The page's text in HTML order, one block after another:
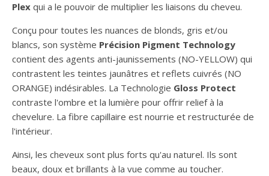
Plex qui a le pouvoir de multiplier les liaisons du cheveu.
Conçu pour toutes les nuances de blonds, gris et/ou
blancs, son système Précision Pigment Technology
contient des agents anti-jaunissements (NO-YELLOW) qui
contrastent les teintes jaunâtres et reflets cuivrés (NO
ORANGE) indésirables. La Technologie Gloss Protect
contraste l'ombre et la lumière pour offrir relief à la
chevelure. La fibre capillaire est nourrie et restructurée de
l'intérieur.
Ainsi, les cheveux sont plus forts qu'au naturel. Ils sont
beaux, doux et brillants à la vue comme au toucher.